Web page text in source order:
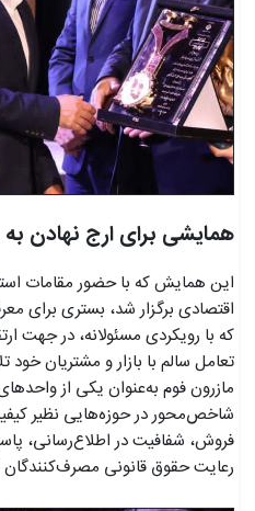
همایشی برای ارج نهادن به
این همایش که با حضور مقامات
اقتصادی برگزار شد، بستری برای
که با رویکردی مسئولانه، در جهت
تعامل سالم با بازار و مشتریان
مازرون فوم به‌عنوان یکی از
شاخص‌محور در حوزه‌هایی نظیر
فروش، شفافیت در اطلاع‌رسانی،
رعایت حقوق قانونی